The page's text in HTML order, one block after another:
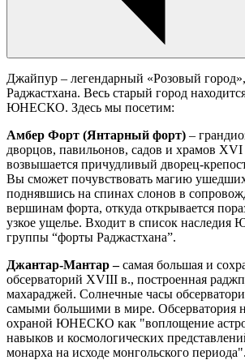
Джайпур – легендарный «Розовый
Раджастхана. Весь старый город
ЮНЕСКО. Здесь мы посетим:
Амбер Форт (Янтарный форт) –
дворцов, павильонов, садов и храмов
возвышается причудливый дворец-
Вы сможет почувствовать магию
поднявшись на спинах слонов в
вершинам форта, откуда открывается
узкое ущелье. Входит в список
группы “форты Раджастхана”.
Джантар-Мантар –самая большая и
обсерваторий XVIII в., построенная
махараджей. Солнечные часы
самыми большими в мире. Обсерватория
охраной ЮНЕСКО как "воплощение
навыков и космологических
монарха на исходе монгольского периода".